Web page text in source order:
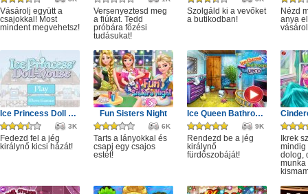
Vásárolj együtt a
csajokkal! Most
mindent megvehetsz!
Versenyeztesd meg
a fiúkat. Tedd
próbára főzési
tudásukat!
Szolgáld ki a vevőket
a butikodban!
Nézd
anya
Ice Princess Doll House
3K
Fedezd fel a jég
királynő kicsi házát!
Fun Sisters Night
6K
Tarts a lányokkal és
csapj egy csajos
estét!
Ice Queen Bathroom Deco
9K
Rendezd be a jég
királynő
fürdőszobáját!
Ikrek
mindig
dolog,
munka